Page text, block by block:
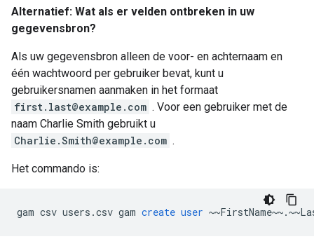
Alternatief: Wat als er velden ontbreken in uw
gegevensbron?
Als uw gegevensbron alleen de voor- en achternaam en
één wachtwoord per gebruiker bevat, kunt u
gebruikersnamen aanmaken in het formaat
first.last@example.com . Voor een gebruiker met de
naam Charlie Smith gebruikt u
Charlie.Smith@example.com .
Het commando is:
gam csv users .csv gam create user ~~FirstName~~.~~